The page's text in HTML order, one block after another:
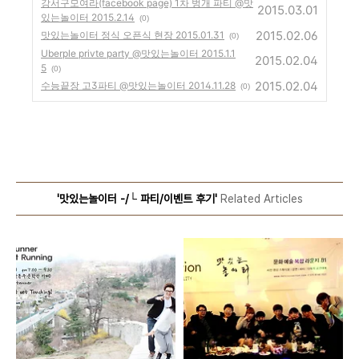
강서구모여라(facebook page) 1차 벙개 파티 @맛
있는놀이터 2015.2.14
(0)
2015.03.01
맛있는놀이터 정식 오픈식 현장 2015.01.31 (0) 2015.02.06
Uberple privte party @맛있는놀이터 2015.1.1
5 (0)
2015.02.04
수능끝장 고3파티 @맛있는놀이터 2014.11.28 (0) 2015.02.04
'맛있는놀이터 -/└ 파티/이벤트 후기'Related Articles